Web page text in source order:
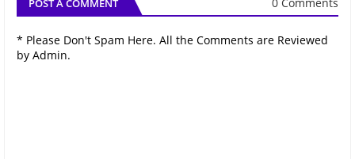
POST A COMMENT
* Please Don't Spam Here. All the Comments are Reviewed
by Admin.